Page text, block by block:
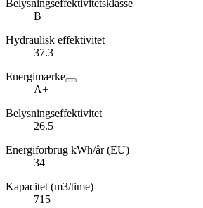
Belysningseffektivitetsklasse
B
Hydraulisk effektivitet
37.3
Energimærke
A+
Belysningseffektivitet
26.5
Energiforbrug kWh/år (EU)
34
Kapacitet (m3/time)
715